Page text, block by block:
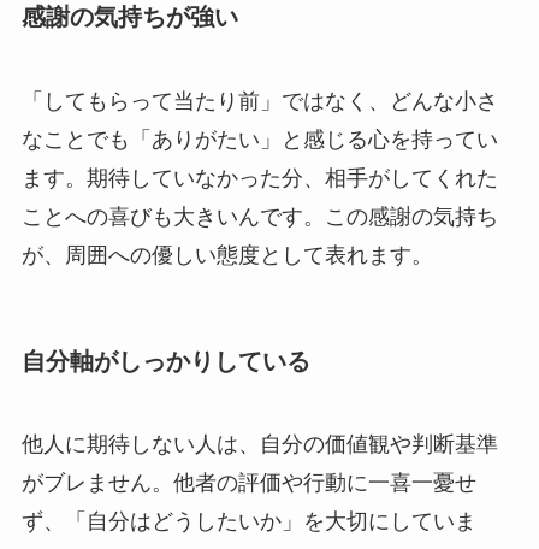
感謝の気持ちが強い
「してもらって当たり前」ではなく、どんな小さ
なことでも「ありがたい」と感じる心を持ってい
ます。期待していなかった分、相手がしてくれた
ことへの喜びも大きいんです。この感謝の気持ち
が、周囲への優しい態度として表れます。
自分軸がしっかりしている
他人に期待しない人は、自分の価値観や判断基準
がブレません。他者の評価や行動に一喜一憂せ
ず、「自分はどうしたいか」を大切にしていま